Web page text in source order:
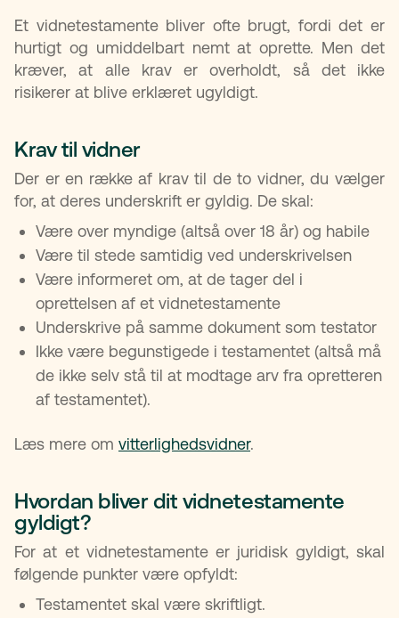
Et vidnetestamente bliver ofte brugt, fordi det er
hurtigt og umiddelbart nemt at oprette. Men det
kræver, at alle krav er overholdt, så det ikke
risikerer at blive erklæret ugyldigt.
Krav til vidner
Der er en række af krav til de to vidner, du vælger
for, at deres underskrift er gyldig. De skal:
Være over myndige (altså over 18 år) og habile
Være til stede samtidig ved underskrivelsen
Være informeret om, at de tager del i
oprettelsen af et vidnetestamente
Underskrive på samme dokument som testator
Ikke være begunstigede i testamentet (altså må
de ikke selv stå til at modtage arv fra opretteren
af testamentet).
Læs mere om vitterlighedsvidner.
Hvordan bliver dit vidnetestamente
gyldigt?
For at et vidnetestamente er juridisk gyldigt, skal
følgende punkter være opfyldt:
Testamentet skal være skriftligt.